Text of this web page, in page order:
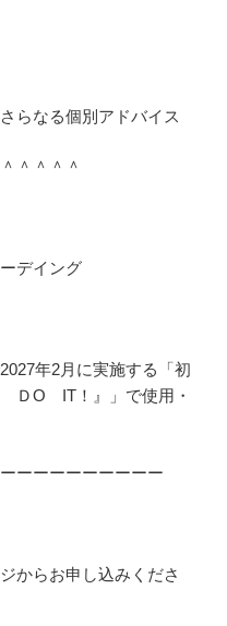
らなる個別アドバイス
＾＾＾＾
デイング
年2月に実施する「初
ＤО IT！』」で使用・
ーーーーーーーーー
からお申し込みくださ